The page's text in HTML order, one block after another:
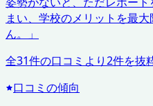
まい、学校のメリットを最
ん。
」
全31件の口コミより2件を抜
口コミの傾向